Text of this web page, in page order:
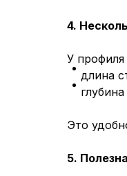
4.
У
длина
Это
5.